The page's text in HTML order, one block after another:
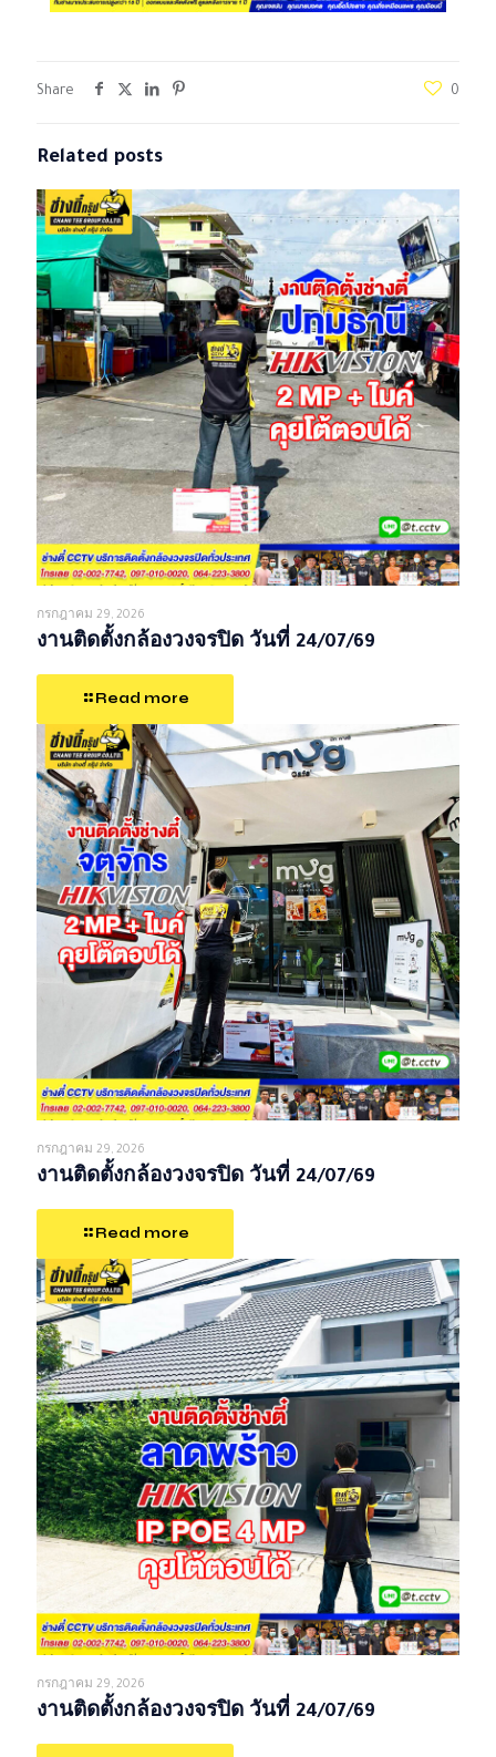
Share 0
Related posts
กรกฎาคม 29, 2026
งานติดตั้งกล้องวงจรปิด วันที่ 24/07/69
Read more
กรกฎาคม 29, 2026
งานติดตั้งกล้องวงจรปิด วันที่ 24/07/69
Read more
กรกฎาคม 29, 2026
งานติดตั้งกล้องวงจรปิด วันที่ 24/07/69